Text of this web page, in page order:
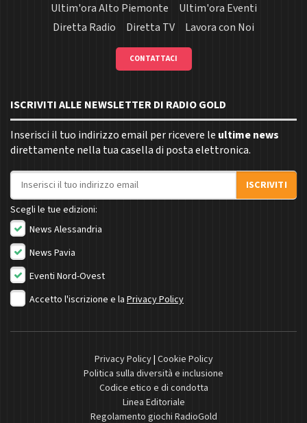
Ultim'ora Alto Piemonte
Ultim'ora Eventi
Diretta Radio
Diretta TV Lavora con Noi
CONTATTACI
ISCRIVITI ALLE NEWSLETTER DI RADIO GOLD
Inserisci il tuo indirizzo email per ricevere le ultime news
direttamente nella tua casella di posta elettronica.
Indirizzo email
ISCRIVITI
Scegli le tue edizioni:
News Alessandria
News Pavia
Eventi Nord-Ovest
Accetto l'iscrizione e la Privacy Policy
Privacy Policy| Cookie Policy
Politica sulla diversità e inclusione
Codice etico e di condotta
Linea Editoriale
Regolamento giochi RadioGold